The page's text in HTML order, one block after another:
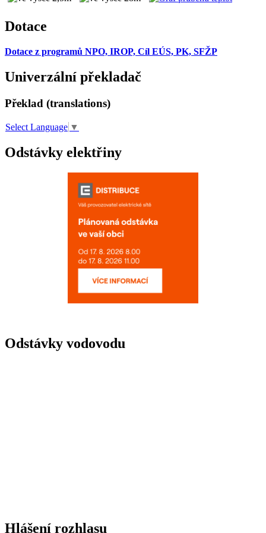
Dotace
Dotace z programů NPO, IROP, Cíl EÚS, PK, SFŽP
Univerzální překladač
Překlad (translations)
Select Language ▼
Odstávky elektřiny
Odstávky vodovodu
Hlášení rozhlasu